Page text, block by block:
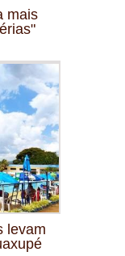
mais
levam